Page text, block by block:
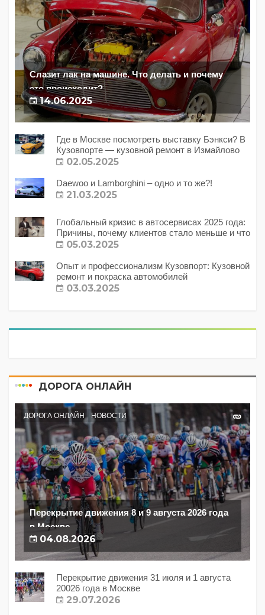
Слазит лак на машине. Что делать и почему
это происходит?
14.06.2025
Где в Москве посмотреть выставку Бэнкси? В
Кузовпорте — кузовной ремонт в Измайлово
02.05.2025
Daewoo и Lamborghini – одно и то же?!
21.03.2025
Глобальный кризис в автосервисах 2025 года:
Причины, почему клиентов стало меньше и что
с этим делать?
05.03.2025
Опыт и профессионализм Кузовпорт: Кузовной
ремонт и покраска автомобилей
03.03.2025
ДОРОГА ОНЛАЙН
ДОРОГА ОНЛАЙН НОВОСТИ
Перекрытие движения 8 и 9 августа 2026 года
в Москве
04.08.2026
Перекрытие движения 31 июля и 1 августа
20026 года в Москве
29.07.2026